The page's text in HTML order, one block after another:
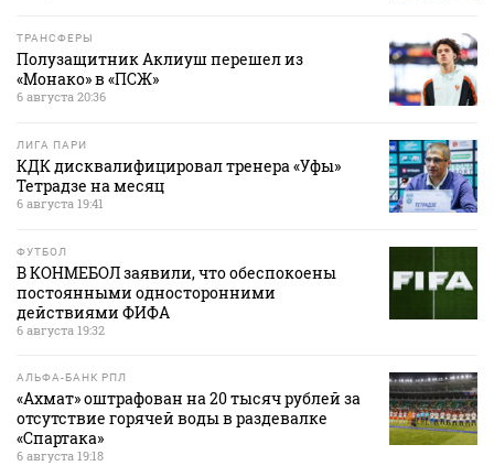
ТРАНСФЕРЫ
Полузащитник Аклиуш перешел из
«Монако» в «ПСЖ»
6 августа 20:36
ЛИГА ПАРИ
КДК дисквалифицировал тренера «Уфы»
Тетрадзе на месяц
6 августа 19:41
ФУТБОЛ
В КОНМЕБОЛ заявили, что обеспокоены
постоянными односторонними
действиями ФИФА
6 августа 19:32
АЛЬФА-БАНК РПЛ
«Ахмат» оштрафован на 20 тысяч рублей за
отсутствие горячей воды в раздевалке
«Спартака»
6 августа 19:18